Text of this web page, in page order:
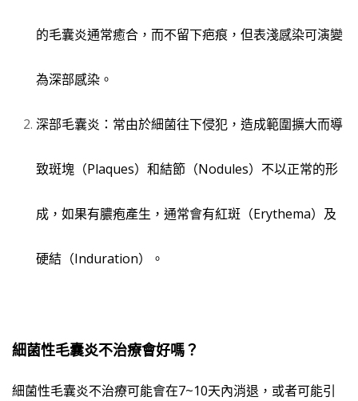
的毛囊炎通常癒合，而不留下疤痕，但表淺感染可演變
為深部感染。
深部毛囊炎：常由於細菌往下侵犯，造成範圍擴大而導
致斑塊（Plaques）和結節（Nodules）不以正常的形
成，如果有膿疱產生，通常會有紅斑（Erythema）及
硬結（Induration）。
細菌性毛囊炎不治療會好嗎？
細菌性毛囊炎不治療可能會在7~10天內消退，或者可能引